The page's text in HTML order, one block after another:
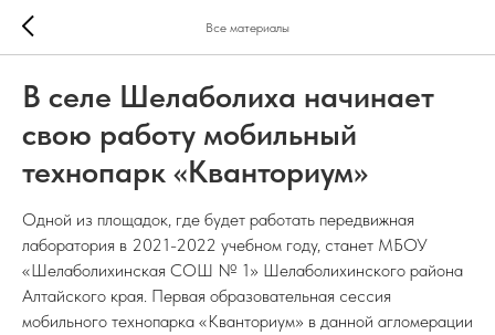
Все материалы
В селе Шелаболиха начинает
свою работу мобильный
технопарк «Кванториум»
Одной из площадок, где будет работать передвижная
лаборатория в 2021-2022 учебном году, станет МБОУ
«Шелаболихинская СОШ № 1» Шелаболихинского района
Алтайского края. Первая образовательная сессия
мобильного технопарка «Кванториум» в данной агломерации